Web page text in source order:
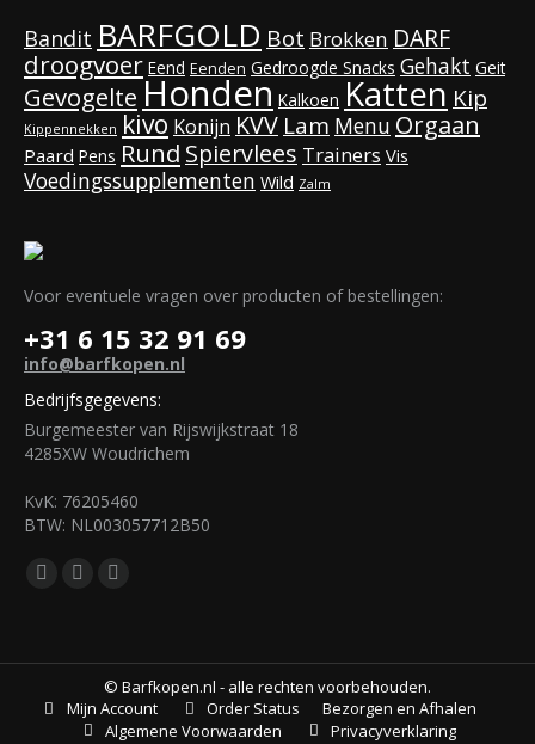
Bandit BARFGOLD Bot Brokken DARF
droogvoer Eend Eenden Gedroogde Snacks Gehakt Geit
GevogelteHonden Kalkoen Katten Kip
Kippennekken kivo Konijn KVV Lam Menu Orgaan
Paard Pens Rund Spiervlees Trainers Vis
Voedingssupplementen Wild Zalm
Voor eventuele vragen over producten of bestellingen:
+31 6 15 32 91 69
info@barfkopen.nl
Bedrijfsgegevens:
Burgemeester van Rijswijkstraat 18
4285XW Woudrichem
KvK: 76205460
BTW: NL003057712B50
Vind ons op:
Facebook
new
Mail
new
WhatsApp
in
new
© Barfkopen.nl - alle rechten voorbehouden.
Mijn Account
Order Status
Bezorgen en Afhalen
Algemene Voorwaarden
Privacyverklaring